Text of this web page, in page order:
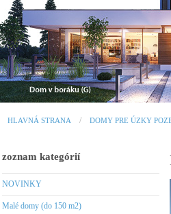
HLAVNÁ STRANA DOMY PRE ÚZKY
zoznam kategórií
NOVINKY
Malé domy (do 150 m2)